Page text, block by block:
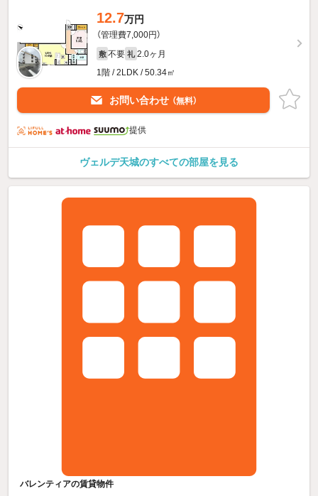
12.7万円
（管理費7,000円）
敷 不要 礼 2.0ヶ月
1階 / 2LDK / 50.34㎡
お問い合わせ （無料）
提供
ヴェルデ天城のすべての部屋を見る
バレンティアの賃貸物件